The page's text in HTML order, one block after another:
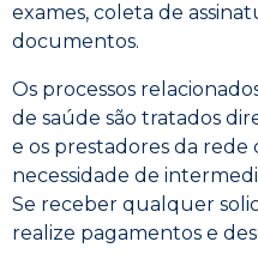
exames, coleta de
documentos.
Os processos
de saúde são tratados
e os prestadores da rede
necessidade de
Se receber qualquer
realize pagamentos e